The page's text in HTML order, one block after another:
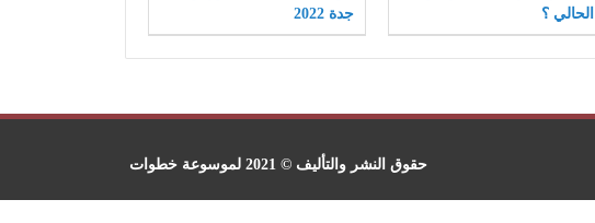
الحالي ؟
جدة 2022
حقوق النشر والتأليف © 2021 لموسوعة خطوات